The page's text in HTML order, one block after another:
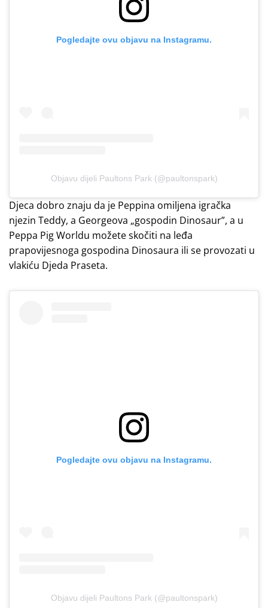
Pogledajte ovu objavu na Instagramu.
Objavu dijeli Paultons Park (@paultonspark)
Djeca dobro znaju da je Peppina omiljena igračka
njezin Teddy, a Georgeova „gospodin Dinosaur”, a u
Peppa Pig Worldu možete skočiti na leđa
prapovijesnoga gospodina Dinosaura ili se provozati u
vlakiću Djeda Praseta.
Pogledajte ovu objavu na Instagramu.
Objavu dijeli Paultons Park (@paultonspark)